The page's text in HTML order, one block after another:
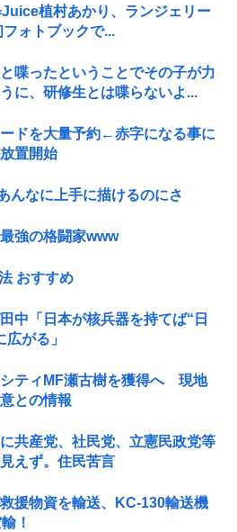
植村あかり、ランジェリー
ォトブックで...
喋ったということでその子が力
に、研修生とは喋らないよ...
ドを大量予約←赤字になる事に
置開始
んなに上手に描けるのにさ
強の格闘家www
おすすめ
中「日本が核兵器を持てば“日
がる」
ティMF瀬古樹を獲得へ 現地
との情報
共産党、社民党、立憲民政党等
えず。住民苦言
援物資を輸送、KC-130輸送機
！